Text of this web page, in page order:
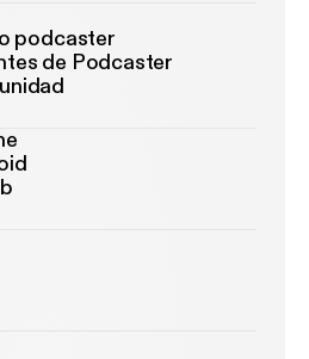
podcaster
de Podcaster